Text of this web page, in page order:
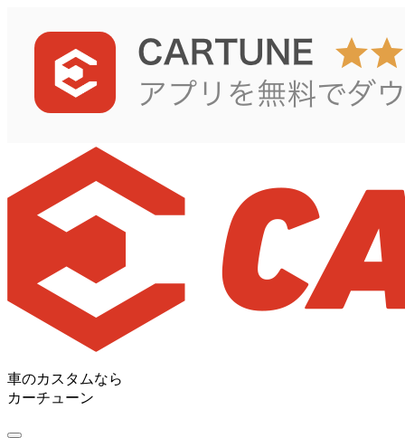
車のカスタムなら
カーチューン